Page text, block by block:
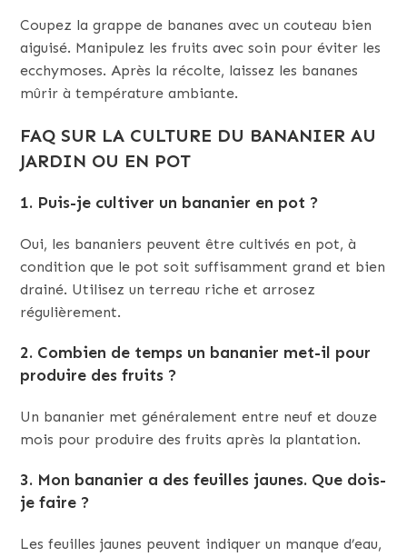
Coupez la grappe de bananes avec un couteau bien
aiguisé. Manipulez les fruits avec soin pour éviter les
ecchymoses. Après la récolte, laissez les bananes
mûrir à température ambiante.
FAQ SUR LA CULTURE DU BANANIER AU
JARDIN OU EN POT
1. Puis-je cultiver un bananier en pot ?
Oui, les bananiers peuvent être cultivés en pot, à
condition que le pot soit suffisamment grand et bien
drainé. Utilisez un terreau riche et arrosez
régulièrement.
2. Combien de temps un bananier met-il pour
produire des fruits ?
Un bananier met généralement entre neuf et douze
mois pour produire des fruits après la plantation.
3. Mon bananier a des feuilles jaunes. Que dois-
je faire ?
Les feuilles jaunes peuvent indiquer un manque d’eau,